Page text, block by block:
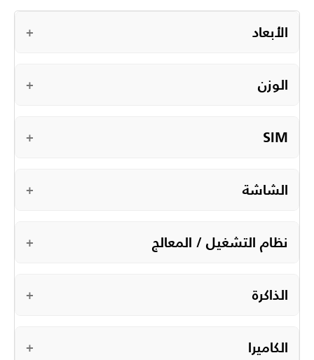
الأبعاد +
الوزن +
SIM
+
الشاشة +
نظام التشغيل / المعالج +
الذاكرة +
الكاميرا +